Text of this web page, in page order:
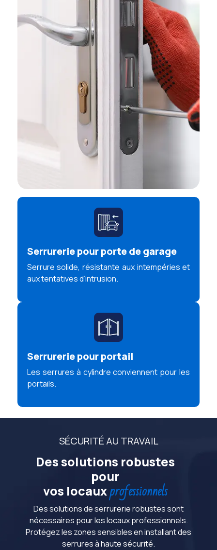
Serrurerie pour porte de garage
Serrure solide, résistante aux intempéries et
aux tentatives d’intrusion.
Serrurerie pour portail
Les serrures à cylindre conviennent pour les
portails.
SÉCURITÉ AU TRAVAIL
Des solutions robustes
pour
vos locauxprofessionnels
Des solutions de serrurerie robustes sont
nécessaires pour les locaux professionnels.
Protégez les zones sensibles en installant des
serrures à haute sécurité.